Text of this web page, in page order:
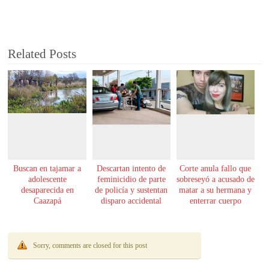
Related Posts
Buscan en tajamar a
adolescente
desaparecida en
Caazapá
Descartan intento de
feminicidio de parte
de policía y sustentan
disparo accidental
Corte anula fallo que
sobreseyó a acusado de
matar a su hermana y
enterrar cuerpo
Sorry, comments are closed for this post